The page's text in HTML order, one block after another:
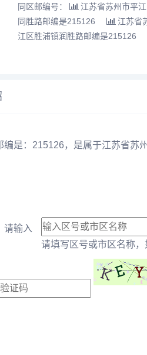
同区邮编号：
江苏省苏州市平
同胜路邮编是215126
江苏省
江区胜浦镇润胜路邮编是215126
编是：215126，是属于江苏省苏
请输入
请填写区号或市区名称